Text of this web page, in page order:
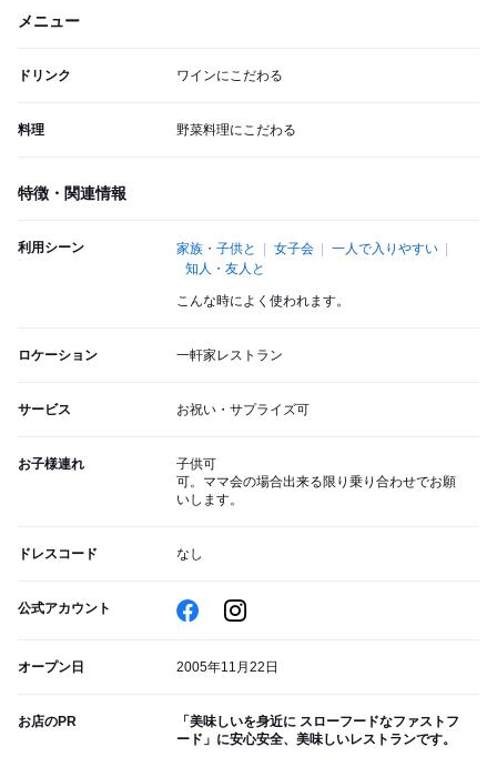
メニュー
ドリンク ワインにこだわる
料理 野菜料理にこだわる
特徴・関連情報
利用シーン 家族・子供と 女子会
一人で入りやすい
知人・友人と
こんな時によく使われます。
ロケーション 一軒家レストラン
サービス お祝い・サプライズ可
お子様連れ
子供可
可。ママ会の場合出来る限り乗り合わせでお願
いします。
ドレスコード なし
公式アカウント
オープン日 2005年11月22日
お店のPR
「美味しいを身近に スローフードなファストフ
ード」に安心安全、美味しいレストランです。